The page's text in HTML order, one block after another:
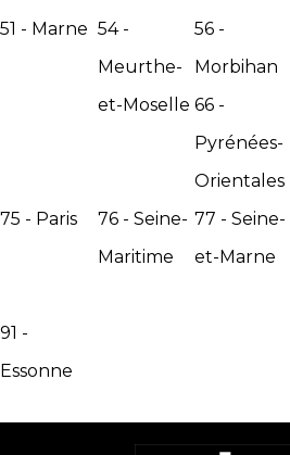
Artéïs Vannes
27 avenue Louis de Cadoudal
02 97 405 400
INFORMATIONS
51 - Marne 54-
Meurthe-
et-Moselle
56 -
Morbihan
66 -
Pyrénées-
Orientales
75 - Paris 76- Seine-
Maritime
77 - Seine-
et-Marne
91 -
Essonne